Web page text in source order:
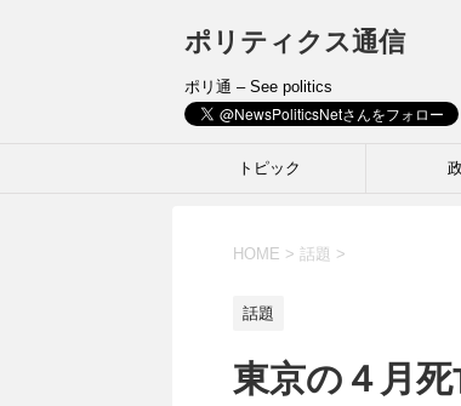
ポリティクス通信
ポリ通 – See politics
トピック
HOME > 話題 >
話題
東京の４月